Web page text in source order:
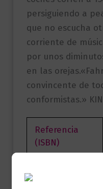
persiguiendo a
que no escucha
corriente de
por unos
en las
convincente de
conformistas.»
Referencia
(ISBN)